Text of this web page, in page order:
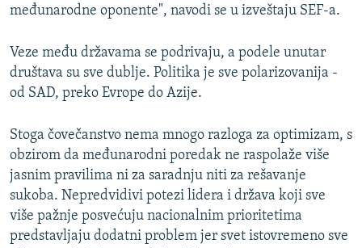
međunarodne oponente", navodi se u izveštaju SEF-a.
Veze među državama se podrivaju, a podele unutar
društava su sve dublje. Politika je sve polarizovanija -
od SAD, preko Evrope do Azije.
Stoga čovečanstvo nema mnogo razloga za optimizam, s
obzirom da međunarodni poredak ne raspolaže više
jasnim pravilima ni za saradnju niti za rešavanje
sukoba. Nepredvidivi potezi lidera i država koji sve
više pažnje posvećuju nacionalnim prioritetima
predstavljaju dodatni problem jer svet istovremeno sve